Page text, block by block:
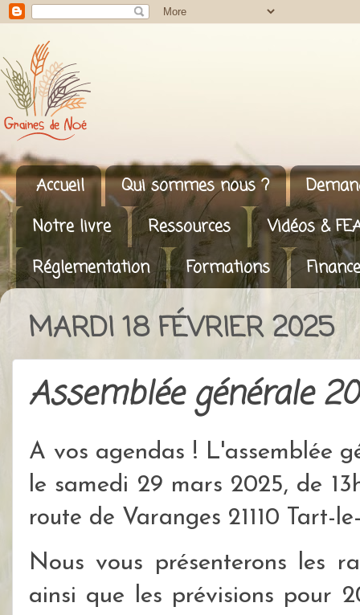
Accueil Qui sommes nous ?
Notre livre
Ressources
Vidéos &
Réglementation
Formations
MARDI 18 FÉVRIER 2025
Assemblée générale
A vos agendas ! L'assemblée
le samedi 29 mars 2025, de
route de Varanges 21110 Tart-
Nous vous présenterons les
ainsi que les prévisions pour